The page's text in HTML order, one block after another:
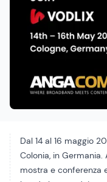
Dal 14 al 16 maggio
Colonia, in
mostra e conferenza